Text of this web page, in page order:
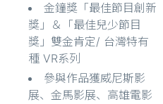
金鐘獎「最佳節目創新
獎」＆「最佳兒少節目
獎」雙金肯定/ 台灣特有
種 VR系列
參與作品獲威尼斯影
展、金馬影展、高雄電影